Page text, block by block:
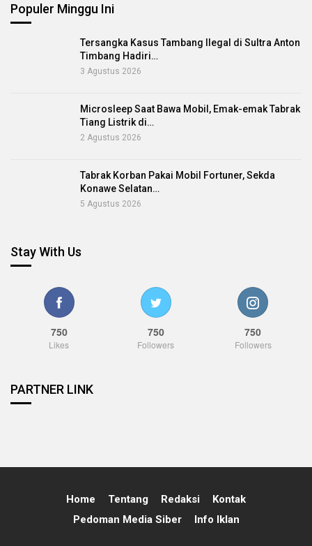
Populer Minggu Ini
Tersangka Kasus Tambang Ilegal di Sultra Anton
Timbang Hadiri…
3 Agustus 2026
Microsleep Saat Bawa Mobil, Emak-emak Tabrak
Tiang Listrik di…
2 Agustus 2026
Tabrak Korban Pakai Mobil Fortuner, Sekda
Konawe Selatan…
5 Agustus 2026
Stay With Us
750
Likes
750
Followers
750
Followers
PARTNER LINK
Home Tentang Redaksi
Kontak
Pedoman Media Siber
Info Iklan